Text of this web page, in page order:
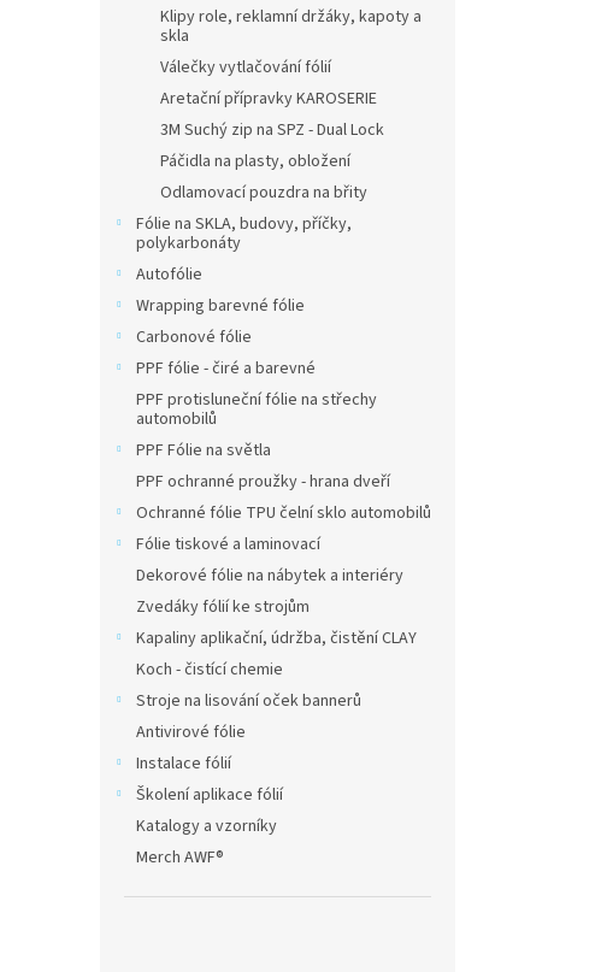
Klipy role, reklamní držáky, kapoty a
skla
Válečky vytlačování fólií
Aretační přípravky KAROSERIE
3M Suchý zip na SPZ - Dual Lock
Páčidla na plasty, obložení
Odlamovací pouzdra na břity
Fólie na SKLA, budovy, příčky,
polykarbonáty
Autofólie
Wrapping barevné fólie
Carbonové fólie
PPF fólie - čiré a barevné
PPF protisluneční fólie na střechy
automobilů
PPF Fólie na světla
PPF ochranné proužky - hrana dveří
Ochranné fólie TPU čelní sklo automobilů
Fólie tiskové a laminovací
Dekorové fólie na nábytek a interiéry
Zvedáky fólií ke strojům
Kapaliny aplikační, údržba, čistění CLAY
Koch - čistící chemie
Stroje na lisování oček bannerů
Antivirové fólie
Instalace fólií
Školení aplikace fólií
Katalogy a vzorníky
Merch AWF®